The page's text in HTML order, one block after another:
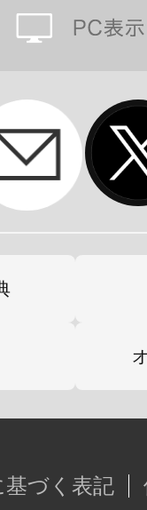
基づく表記